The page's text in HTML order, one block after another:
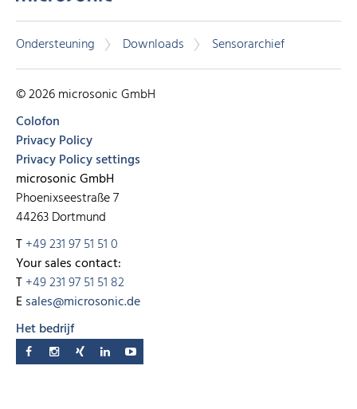
Ondersteuning Downloads Sensorarchief
© 2026 microsonic GmbH
Colofon
Privacy Policy
Privacy Policy settings
microsonic GmbH
Phoenixseestraße 7
44263 Dortmund
T+49 231 97 51 51 0
Your sales contact:
T+49 231 97 51 51 82
Esales@microsonic.de
Het bedrijf